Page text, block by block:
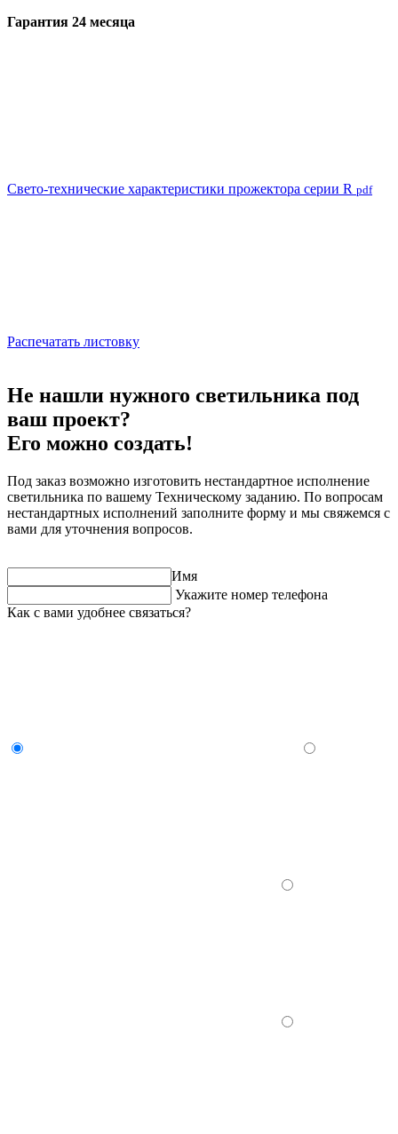
Гарантия 24 месяца
Свето-технические характеристики прожектора серии R pdf
Распечатать листовку
Не нашли нужного светильника под
ваш проект?
Его можно создать!
Под заказ возможно изготовить нестандартное исполнение
светильника по вашему Техническому заданию. По вопросам
нестандартных исполнений заполните форму и мы свяжемся с
вами для уточнения вопросов.
Имя
Укажите номер телефона
Как с вами удобнее связаться?